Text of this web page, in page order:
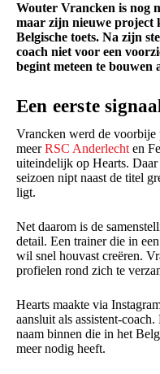
Wouter Vrancken is nog
maar zijn nieuwe project
Belgische toets. Na zijn
coach niet voor een
begint meteen te bouwen
Een eerste
Vrancken werd de
meerRSC Anderlecht en
uiteindelijk op Hearts.
seizoen nipt naast de titel
ligt.
Net daarom is de
detail. Een trainer die in
wil snel houvast creëren.
profielen rond zich te
Hearts maakte via
aansluit als assistent-
naam binnen die in het
meer nodig heeft.